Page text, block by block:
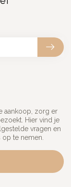
aankoop, zorg er
Hier vind je
vragen en
te nemen.